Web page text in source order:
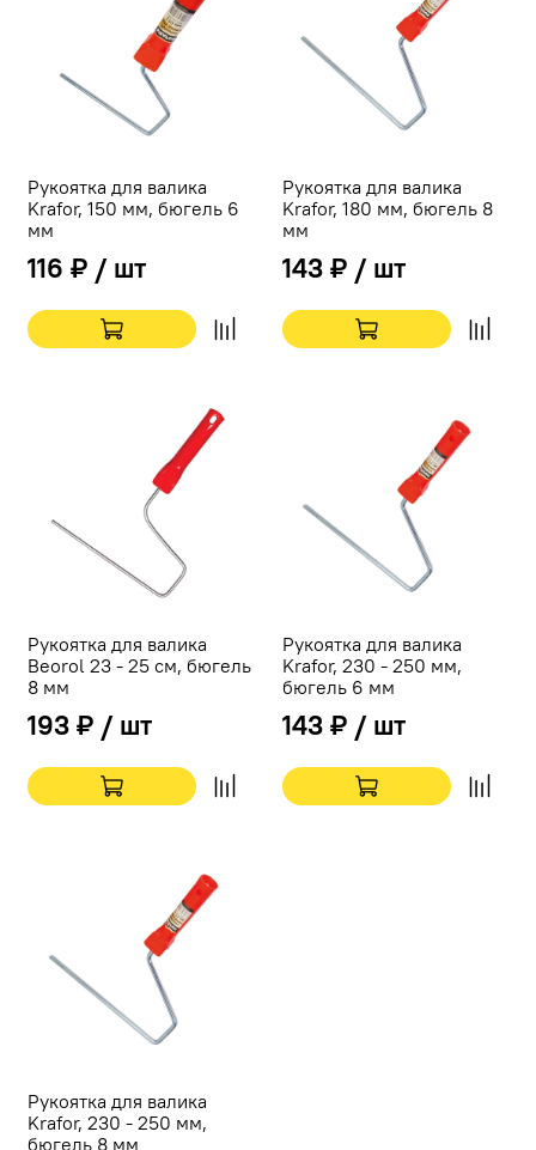
Рукоятка для валика
Krafor, 150 мм, бюгель 6
мм
116 ₽ / шт
Рукоятка для валика
Krafor, 180 мм, бюгель 8
мм
143 ₽ / шт
Рукоятка для валика
Beorol 23 - 25 см, бюгель
8 мм
193 ₽ / шт
Рукоятка для валика
Krafor, 230 - 250 мм,
бюгель 6 мм
143 ₽ / шт
Рукоятка для валика
Krafor, 230 - 250 мм,
бюгель 8 мм